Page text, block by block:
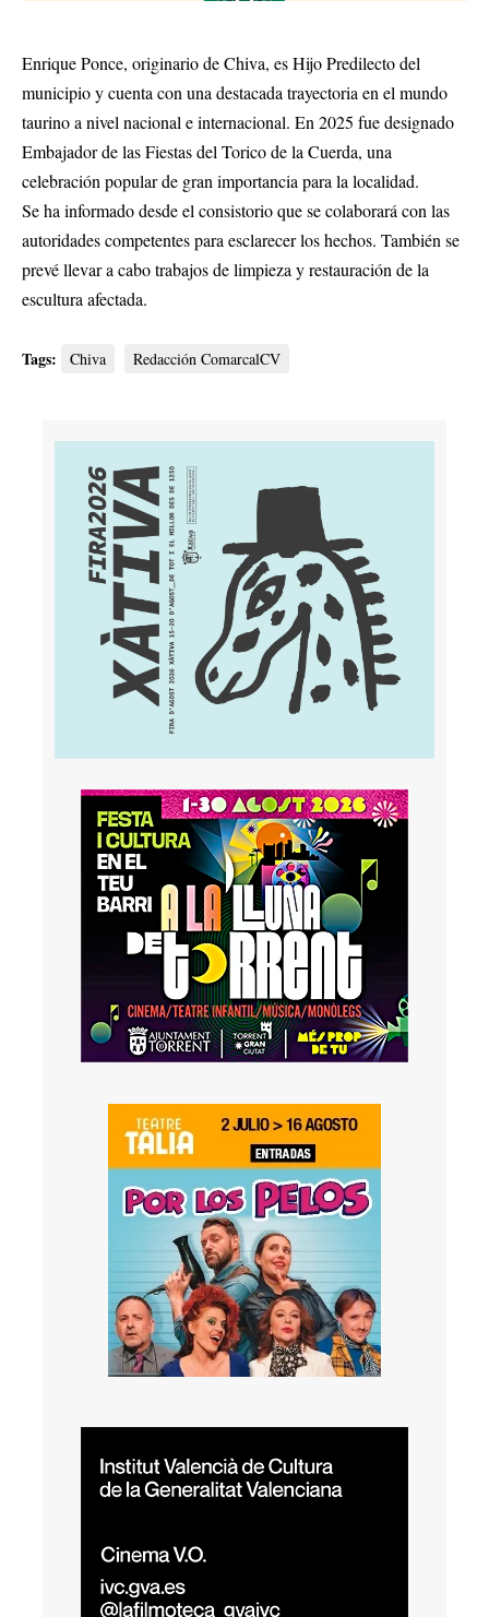
Enrique Ponce, originario de Chiva, es Hijo Predilecto del
municipio y cuenta con una destacada trayectoria en el mundo
taurino a nivel nacional e internacional. En 2025 fue designado
Embajador de las Fiestas del Torico de la Cuerda, una
celebración popular de gran importancia para la localidad.
Se ha informado desde el consistorio que se colaborará con las
autoridades competentes para esclarecer los hechos. También se
prevé llevar a cabo trabajos de limpieza y restauración de la
escultura afectada.
Tags: Chiva Redacción ComarcalCV